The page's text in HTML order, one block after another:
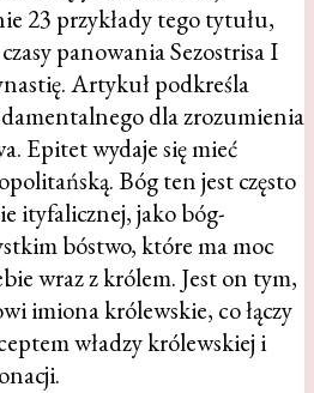
23 przykłady tego tytułu,
panowania Sezostrisa I
Artykuł podkreśla
dla zrozumienia
Epitet wydaje się mieć
Bóg ten jest często
ityfalicznej, jako bóg-
bóstwo, które ma moc
wraz z królem. Jest on tym,
imiona królewskie, co łączy
władzy królewskiej i